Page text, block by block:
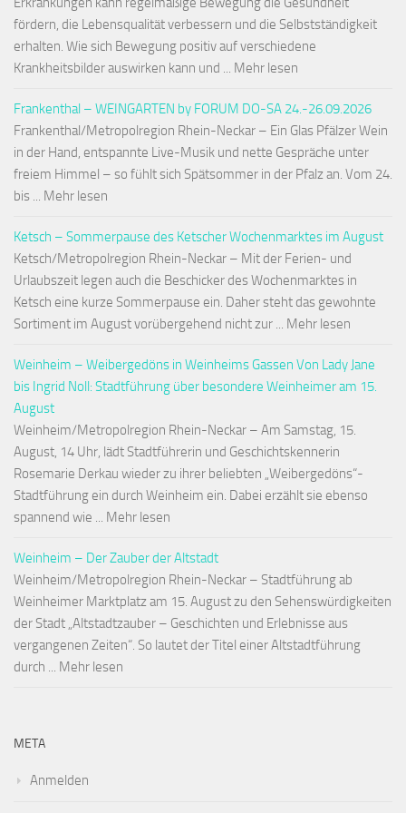
fördern, die Lebensqualität verbessern und die Selbstständigkeit
erhalten. Wie sich Bewegung positiv auf verschiedene
Krankheitsbilder auswirken kann und ... Mehr lesen
Frankenthal – WEINGARTEN by FORUM DO-SA 24.-26.09.2026
Frankenthal/Metropolregion Rhein-Neckar – Ein Glas Pfälzer Wein
in der Hand, entspannte Live-Musik und nette Gespräche unter
freiem Himmel – so fühlt sich Spätsommer in der Pfalz an. Vom 24.
bis ... Mehr lesen
Ketsch – Sommerpause des Ketscher Wochenmarktes im August
Ketsch/Metropolregion Rhein-Neckar – Mit der Ferien- und
Urlaubszeit legen auch die Beschicker des Wochenmarktes in
Ketsch eine kurze Sommerpause ein. Daher steht das gewohnte
Sortiment im August vorübergehend nicht zur ... Mehr lesen
Weinheim – Weibergedöns in Weinheims Gassen Von Lady Jane
bis Ingrid Noll: Stadtführung über besondere Weinheimer am 15.
August
Weinheim/Metropolregion Rhein-Neckar – Am Samstag, 15.
August, 14 Uhr, lädt Stadtführerin und Geschichtskennerin
Rosemarie Derkau wieder zu ihrer beliebten „Weibergedöns“-
Stadtführung ein durch Weinheim ein. Dabei erzählt sie ebenso
spannend wie ... Mehr lesen
Weinheim – Der Zauber der Altstadt
Weinheim/Metropolregion Rhein-Neckar – Stadtführung ab
Weinheimer Marktplatz am 15. August zu den Sehenswürdigkeiten
der Stadt „Altstadtzauber – Geschichten und Erlebnisse aus
vergangenen Zeiten“. So lautet der Titel einer Altstadtführung
durch ... Mehr lesen
META
Anmelden